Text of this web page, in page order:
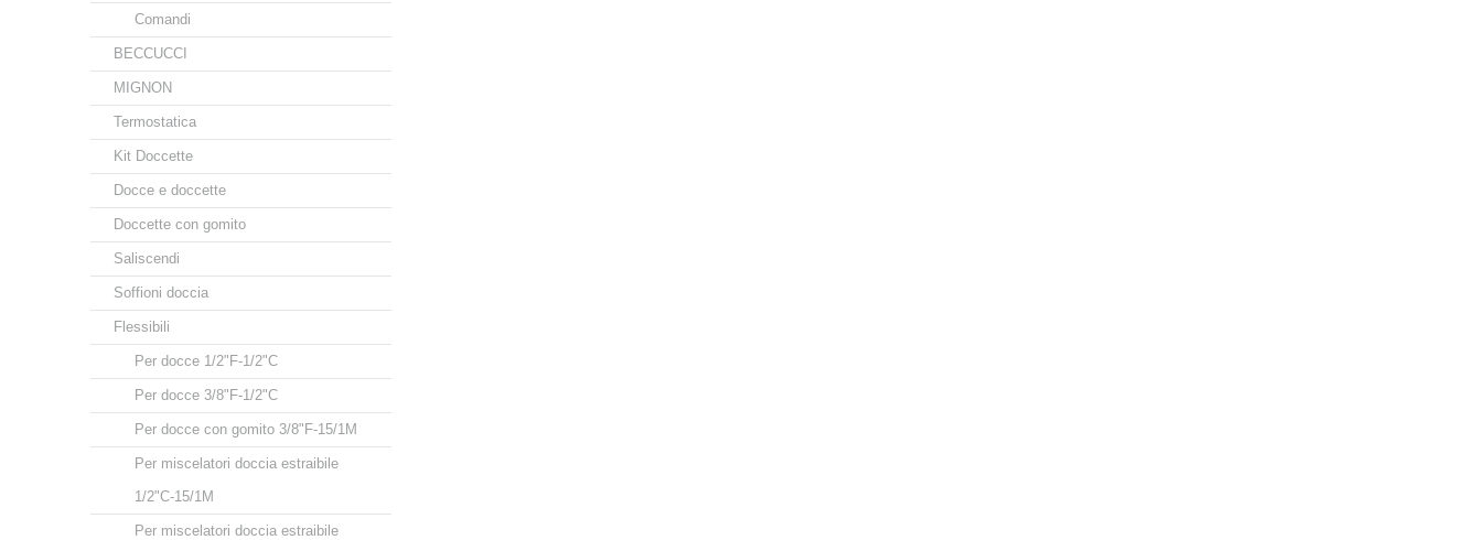
Comandi
BECCUCCI
MIGNON
Termostatica
Kit Doccette
Docce e doccette
Doccette con gomito
Saliscendi
Soffioni doccia
Flessibili
Per docce 1/2"F-1/2"C
Per docce 3/8"F-1/2"C
Per docce con gomito 3/8"F-15/1M
Per miscelatori doccia estraibile
1/2"C-15/1M
Per miscelatori doccia estraibile